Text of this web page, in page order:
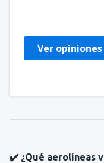
Ver opiniones
✔️ ¿Qué aerolíneas